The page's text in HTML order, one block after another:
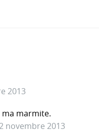
2013
ma marmite.
novembre 2013